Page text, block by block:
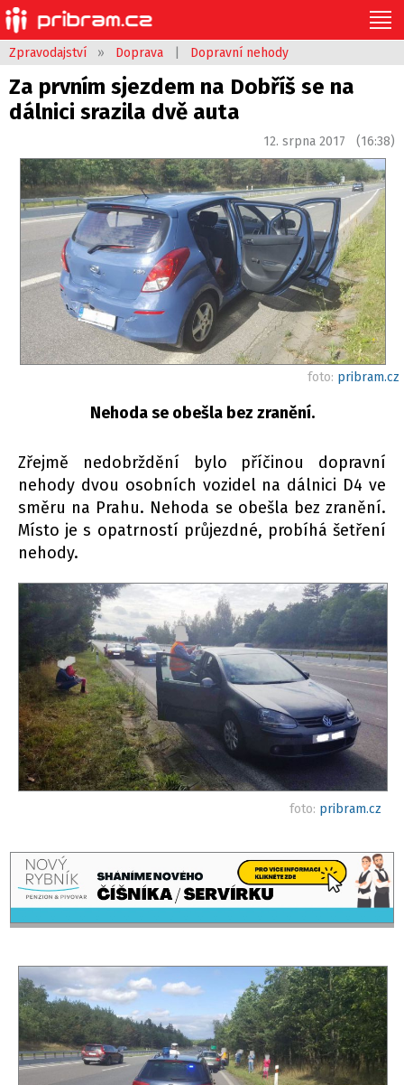
Zpravodajství » Doprava Dopravní nehody
Za prvním sjezdem na Dobříš se na
dálnici srazila dvě auta
12. srpna 2017 (16:38)
foto: pribram.cz
Nehoda se obešla bez zranění.
Zřejmě nedobrždění bylo příčinou dopravní
nehody dvou osobních vozidel na dálnici D4 ve
směru na Prahu. Nehoda se obešla bez zranění.
Místo je s opatrností průjezdné, probíhá šetření
nehody.
foto: pribram.cz